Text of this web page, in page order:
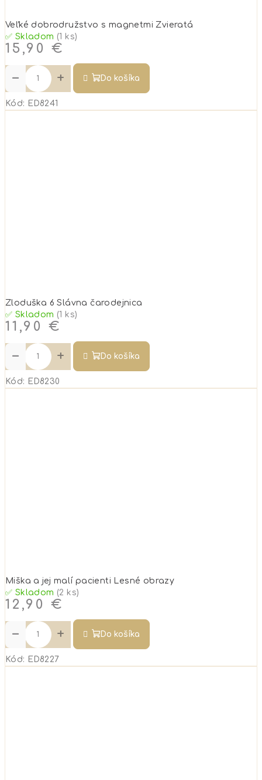
Veľké dobrodružstvo s magnetmi Zvieratá
✅ Skladom (1 ks)
15,90 €
+
− Do košíka
Kód: ED8241
Zloduška 6 Slávna čarodejnica
✅ Skladom (1 ks)
11,90 €
+
− Do košíka
Kód: ED8230
Miška a jej malí pacienti Lesné obrazy
✅ Skladom (2 ks)
12,90 €
+
− Do košíka
Kód: ED8227